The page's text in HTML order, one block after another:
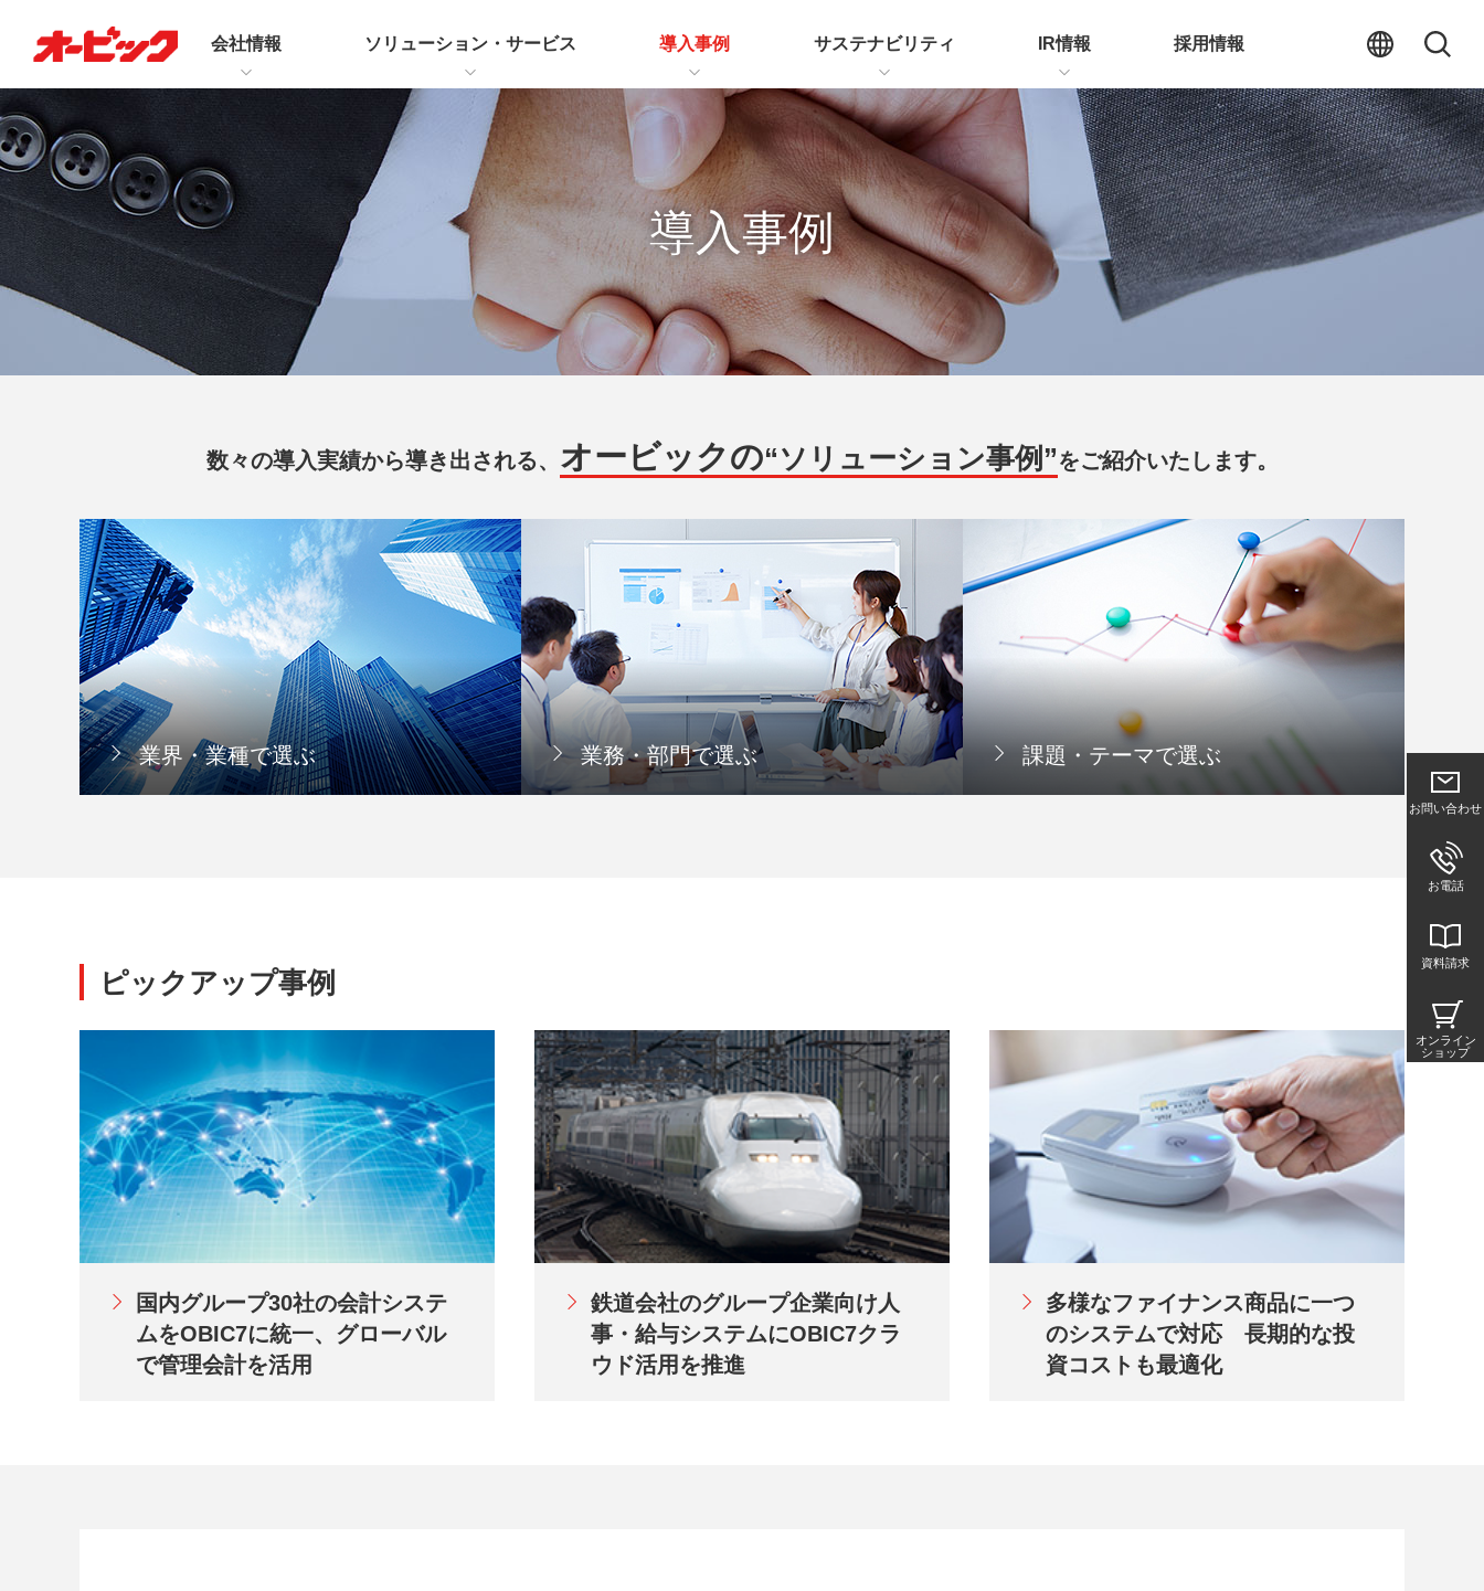
会社情報 ソリューション・サービス 導入事例 サステナビリティ IR情報 採用情報
導入事例
数々の導入実績から導き出される、 オービックの“ソリューション事例”をご紹介いたします。
業界・業種で選ぶ 業務・部門で選ぶ 課題・テーマで選ぶ
ピックアップ事例
国内グループ30社の会計システ
ムをOBIC7に統一、グローバル
で管理会計を活用
鉄道会社のグループ企業向け人
事・給与システムにOBIC7クラ
ウド活用を推進
多様なファイナンス商品に一つ
のシステムで対応 長期的な投
資コストも最適化
お問い合わせ
お電話
資料請求
オンライン
ショップ